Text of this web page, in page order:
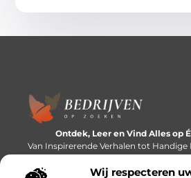
Wij respecteren
Ontdek, Leer en Vind Alles op
Van Inspirerende Verhalen tot
Binnen Handbereik.